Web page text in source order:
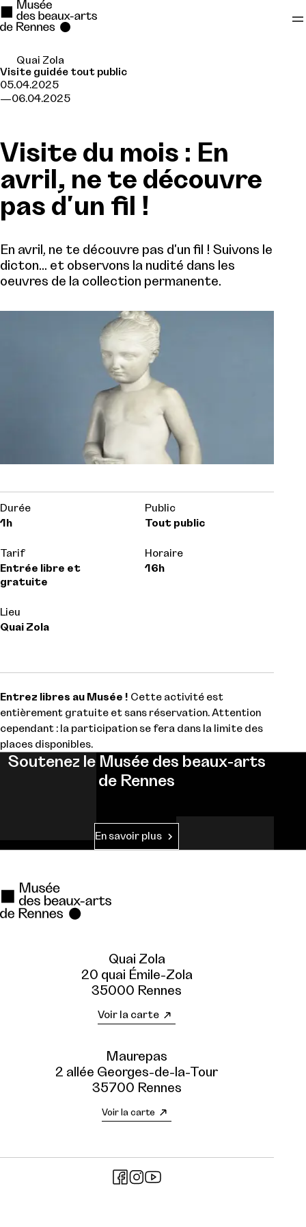
Se rendre au
Contenu principal
Quai Zola
Visite guidée tout public
05.04.2025
06.04.2025
Visite du mois : En
avril, ne te découvre
pas d'un fil !
En avril, ne te découvre pas d'un fil ! Suivons le
dicton... et observons la nudité dans les
oeuvres de la collection permanente.
Durée
1h
Public
Tout public
Tarif
Entrée libre et
gratuite
Horaire
16h
Lieu
Quai Zola
Entrez libres au Musée ! Cette activité est
entièrement gratuite et sans réservation. Attention
cependant : la participation se fera dans la limite des
places disponibles.
Soutenez le Musée des beaux-arts
de Rennes
En savoir plus
Quai Zola
20 quai Émile-Zola
35000 Rennes
Voir la carte
Maurepas
2 allée Georges-de-la-Tour
35700 Rennes
Voir la carte